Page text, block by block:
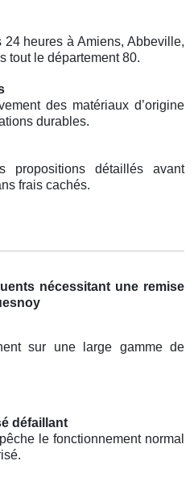
24 heures à Amiens, Abbeville,
tout le département 80.
des matériaux d’origine
durables.
propositions détaillés avant
frais cachés.
nécessitant une remise
sur une large gamme de
défaillant
le fonctionnement normal